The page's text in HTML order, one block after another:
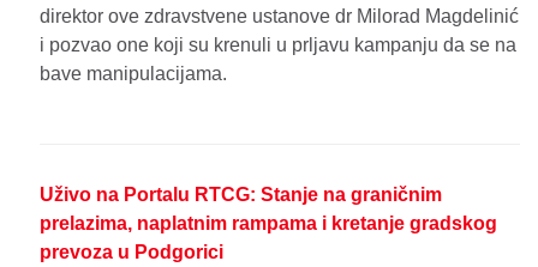
direktor ove zdravstvene ustanove dr Milorad Magdelinić
i pozvao one koji su krenuli u prljavu kampanju da se na
bave manipulacijama.
Uživo na Portalu RTCG: Stanje na graničnim
prelazima, naplatnim rampama i kretanje gradskog
prevoza u Podgorici